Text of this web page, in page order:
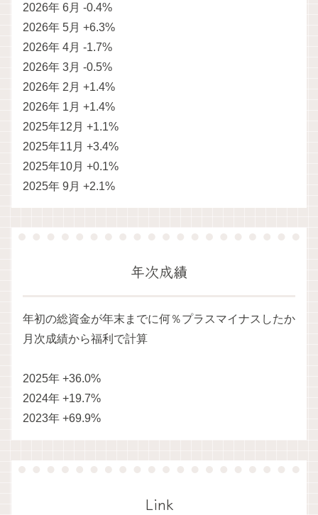
2026年 6月 -0.4%
2026年 5月 +6.3%
2026年 4月 -1.7%
2026年 3月 -0.5%
2026年 2月 +1.4%
2026年 1月 +1.4%
2025年12月 +1.1%
2025年11月 +3.4%
2025年10月 +0.1%
2025年 9月 +2.1%
年次成績
年初の総資金が年末までに何％プラスマイナスしたか
月次成績から福利で計算
2025年 +36.0%
2024年 +19.7%
2023年 +69.9%
Link